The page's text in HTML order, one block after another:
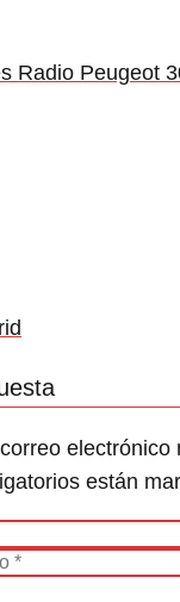
Radio Peugeot
electrónico
están